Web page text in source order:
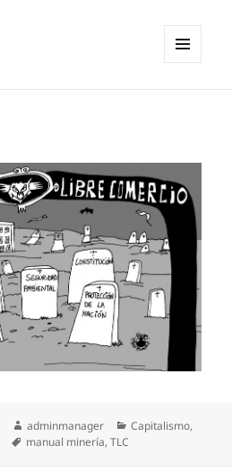
Autor
adminmanager Categorías
Capitalismo,
Etiquetas
manual minería,TLC